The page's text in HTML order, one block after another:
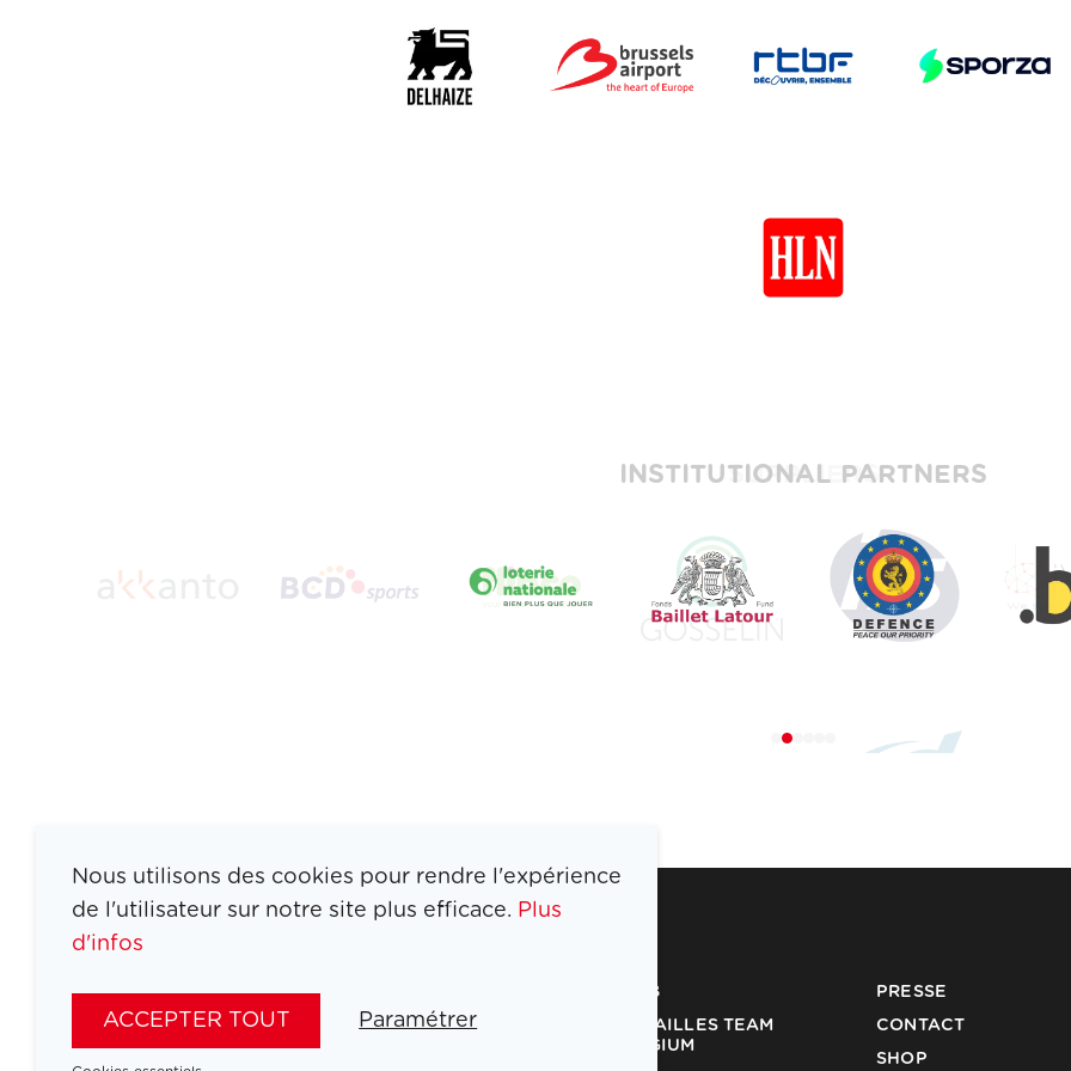
INSTITUTIONAL PARTNERS
JEUX
MÉDAILLES TEAM
BELGIUM
PARTENAIRES
CONTACT
SHOP
Nous utilisons des cookies pour rendre l'expérience
de l'utilisateur sur notre site plus efficace. Plus
d'infos
ACCEPTER TOUT Paramétrer